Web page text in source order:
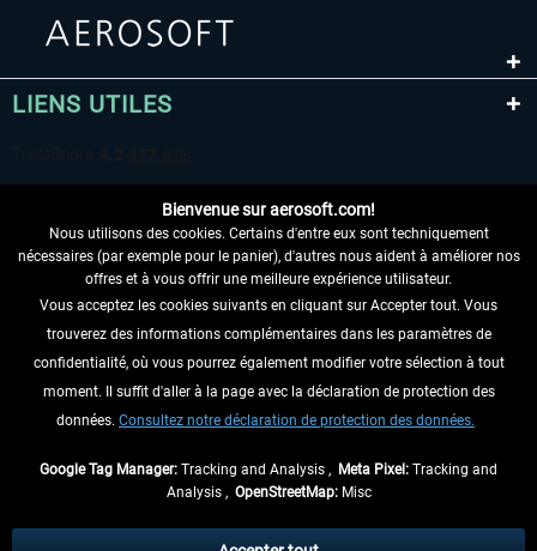
LIENS UTILES
RENONCER AU CONTRAT ICI
INFORMATIONS
NE MANQUEZ PAS LES DERNIÈRES
échéant, frais de remboursement, si aucune description contraire.
Bienvenue sur aerosoft.com!
Nous utilisons des cookies. Certains d'entre eux sont techniquement
nécessaires (par exemple pour le panier), d'autres nous aident à améliorer nos
offres et à vous offrir une meilleure expérience utilisateur.
Vous acceptez les cookies suivants en cliquant sur Accepter tout. Vous
trouverez des informations complémentaires dans les paramètres de
confidentialité, où vous pourrez également modifier votre sélection à tout
moment. Il suffit d'aller à la page avec la déclaration de protection des
données. Consultez notre déclaration de protection des données.
Google Tag Manager: Tracking and Analysis , Meta Pixel: Tracking and
Analysis , OpenStreetMap:Misc